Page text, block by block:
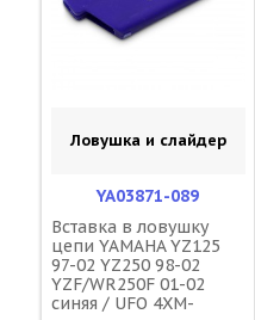
Ловушка и слайдер
YA03871-089
Вставка в ловушку
цепи YAMAHA YZ125
97-02 YZ250 98-02
YZF/WR250F 01-02
синяя / UFO 4XM-